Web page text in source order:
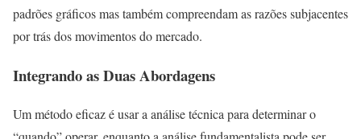
padrões gráficos mas também compreendam as razões subjacentes
por trás dos movimentos do mercado.
Integrando as Duas Abordagens
Um método eficaz é usar a análise técnica para determinar o